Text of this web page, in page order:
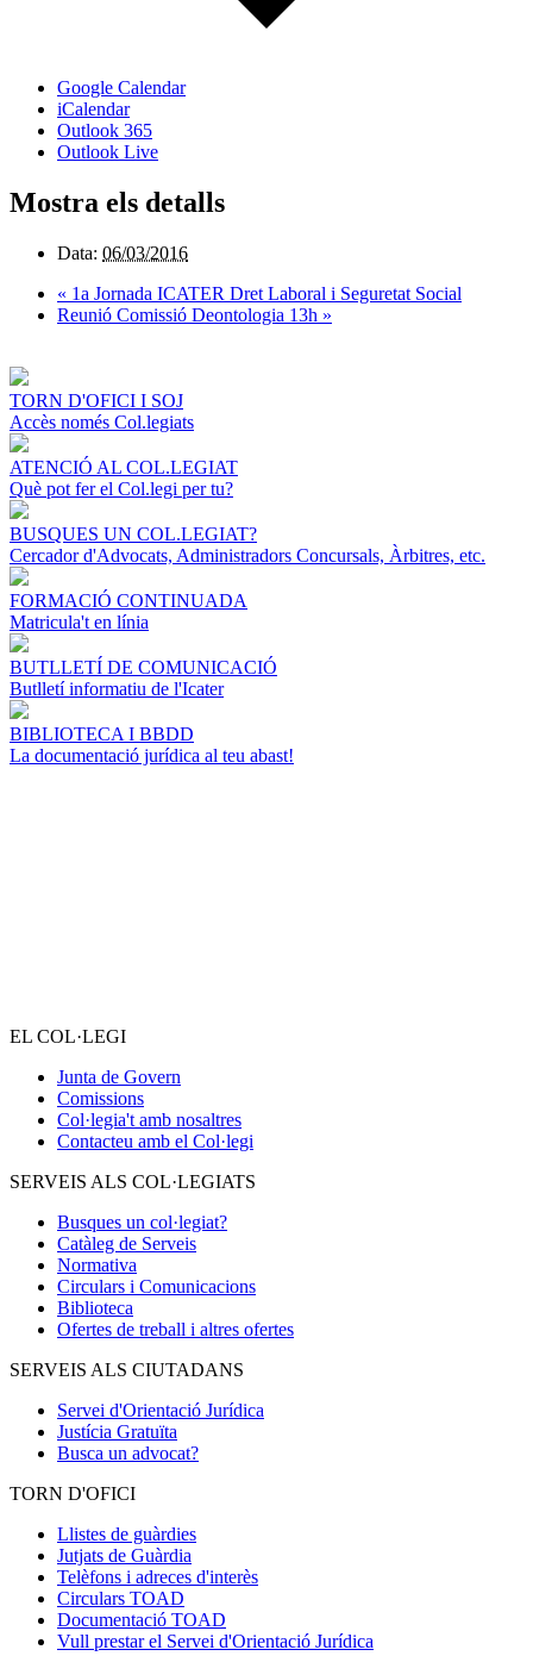
Google Calendar
iCalendar
Outlook 365
Outlook Live
Mostra els detalls
Data: 06/03/2016
« 1a Jornada ICATER Dret Laboral i Seguretat Social
Reunió Comissió Deontologia 13h »
TORN D'OFICI I SOJ
Accès només Col.legiats
ATENCIÓ AL COL.LEGIAT
Què pot fer el Col.legi per tu?
BUSQUES UN COL.LEGIAT?
Cercador d'Advocats, Administradors Concursals, Àrbitres, etc.
FORMACIÓ CONTINUADA
Matricula't en línia
BUTLLETÍ DE COMUNICACIÓ
Butlletí informatiu de l'Icater
BIBLIOTECA I BBDD
La documentació jurídica al teu abast!
EL COL·LEGI
Junta de Govern
Comissions
Col·legia't amb nosaltres
Contacteu amb el Col·legi
SERVEIS ALS COL·LEGIATS
Busques un col·legiat?
Catàleg de Serveis
Normativa
Circulars i Comunicacions
Biblioteca
Ofertes de treball i altres ofertes
SERVEIS ALS CIUTADANS
Servei d'Orientació Jurídica
Justícia Gratuïta
Busca un advocat?
TORN D'OFICI
Llistes de guàrdies
Jutjats de Guàrdia
Telèfons i adreces d'interès
Circulars TOAD
Documentació TOAD
Vull prestar el Servei d'Orientació Jurídica